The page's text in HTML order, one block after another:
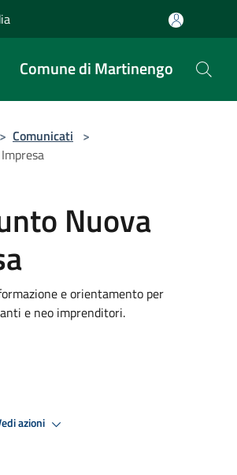
Comune di Martinengo
> Comunicati >
Nuova
e orientamento per
e neo imprenditori.
azioni